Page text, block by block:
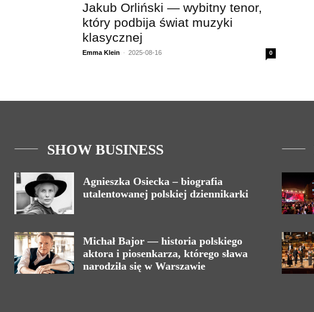
Jakub Orliński — wybitny tenor,
który podbija świat muzyki
klasycznej
Emma Klein - 2025-08-16 0
SHOW BUSINESS
Agnieszka Osiecka – biografia
utalentowanej polskiej dziennikarki
Michał Bajor — historia polskiego
aktora i piosenkarza, którego sława
narodziła się w Warszawie